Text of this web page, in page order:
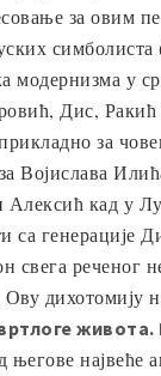
за овим
симболиста
модернизма у
Дис, Ракић
за
за Војислава
Алексић кад у
са генерације
свега реченог
дихотомију
живота.
његове највеће